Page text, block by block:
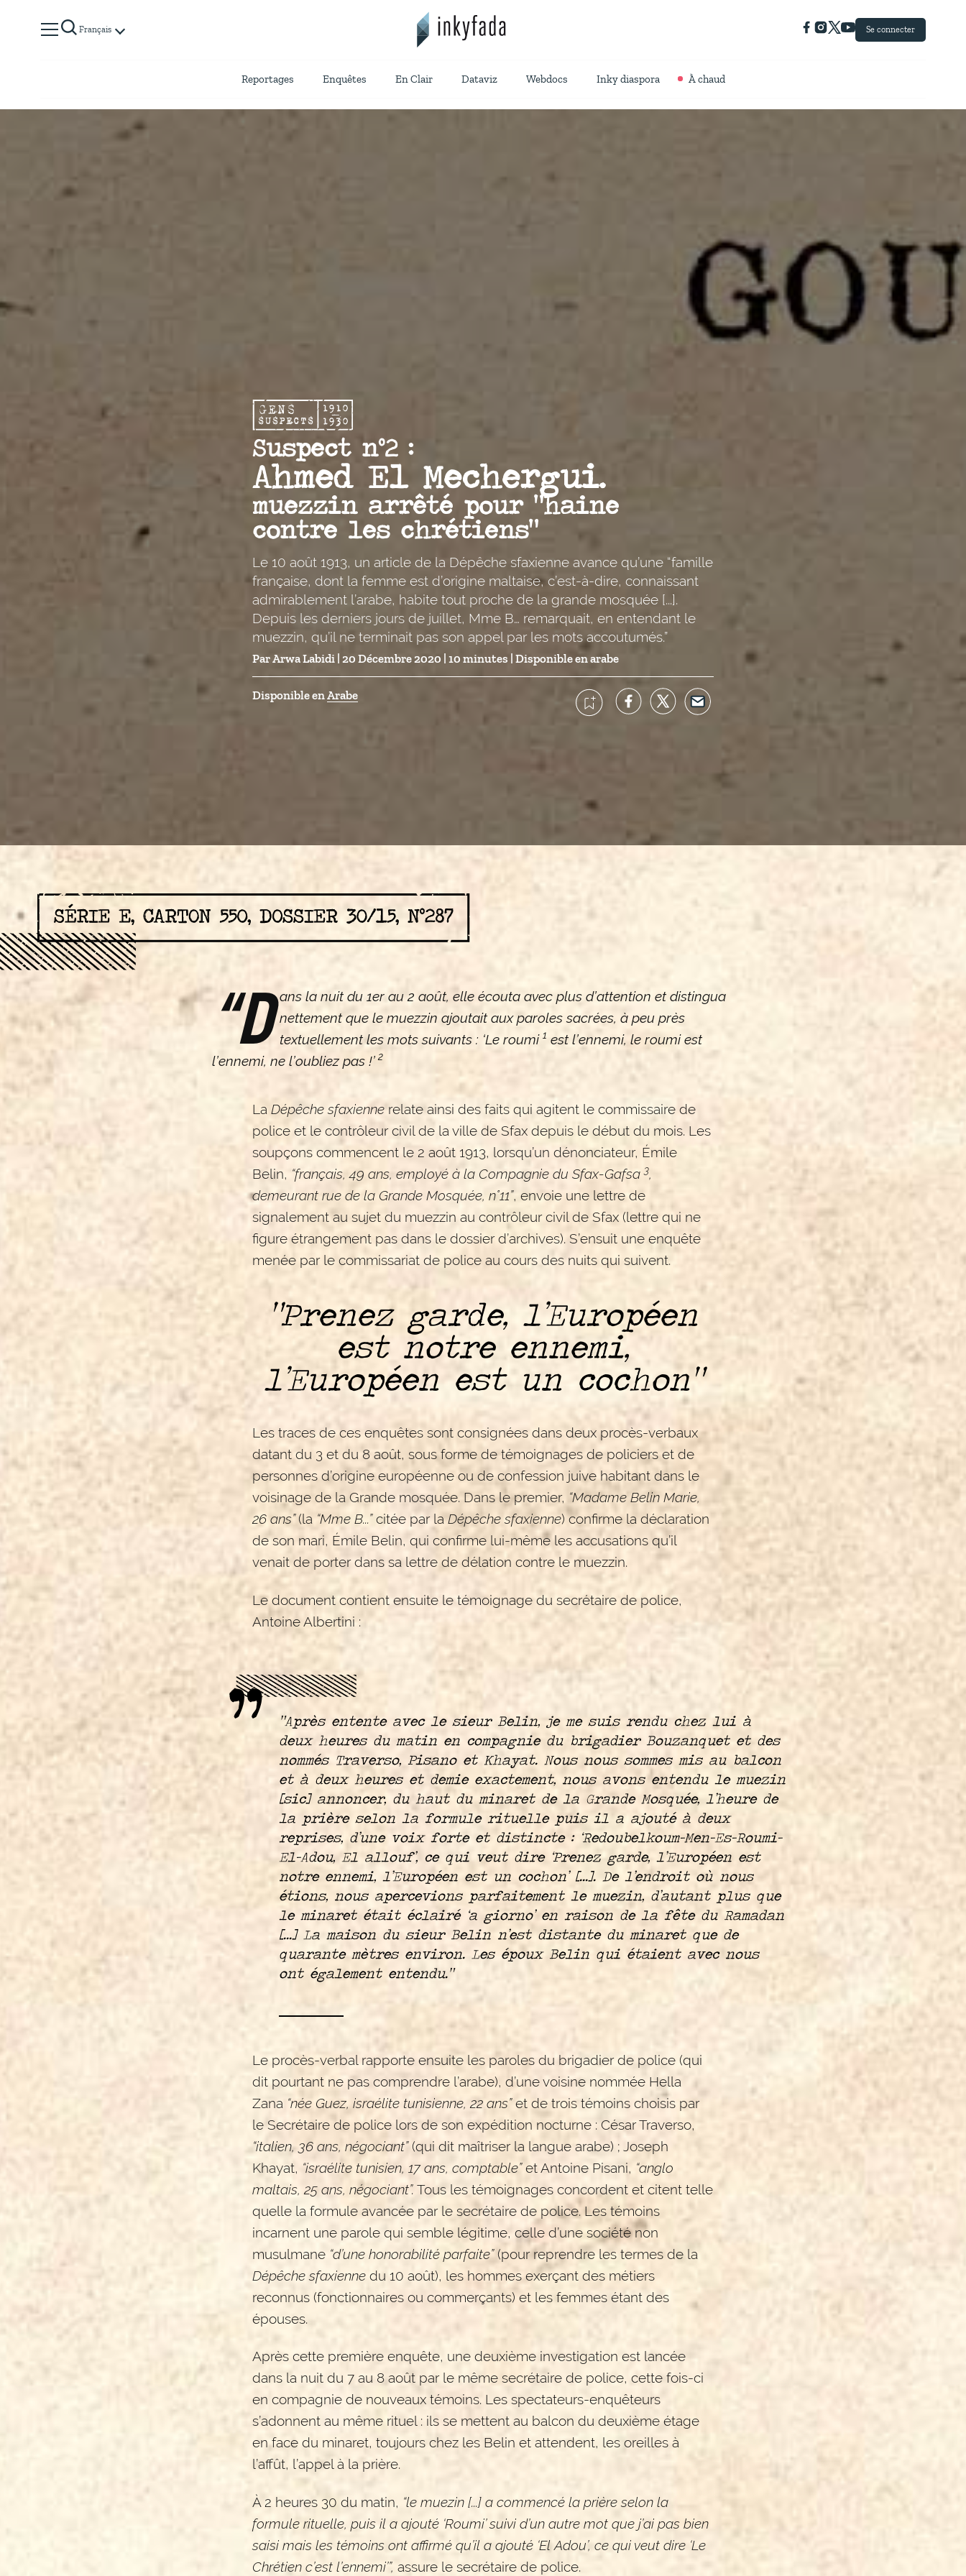
Français Se connecter
Reportages Enquêtes En Clair Dataviz Webdocs Inky diaspora À chaud
Suspect n°2 :
Ahmed El Mechergui.
muezzin arrêté pour "haine
contre les chrétiens"
Le 10 août 1913, un article de la Dépêche sfaxienne avance qu’une “famille
française, dont la femme est d’origine maltaise, c’est-à-dire, connaissant
admirablement l’arabe, habite tout proche de la grande mosquée [...].
Depuis les derniers jours de juillet, Mme B… remarquait, en entendant le
muezzin, qu’il ne terminait pas son appel par les mots accoutumés.”
ParArwa Labidi | 20 Décembre 2020 | 10 minutes | Disponible en arabe
Disponible en Arabe
“D ans la nuit du 1er au 2 août, elle écouta avec plus d’attention et distingua
nettement que le muezzin ajoutait aux paroles sacrées, à peu près
textuellement les mots suivants : ‘Le roumi 1 est l’ennemi, le roumi est
l’ennemi, ne l’oubliez pas !’2
La Dépêche sfaxiennerelate ainsi des faits qui agitent le commissaire de
police et le contrôleur civil de la ville de Sfax depuis le début du mois. Les
soupçons commencent le 2 août 1913, lorsqu’un dénonciateur, Émile
Belin, “français, 49 ans, employé à la Compagnie du Sfax-Gafsa3,
demeurant rue de la Grande Mosquée, n°11”, envoie une lettre de
signalement au sujet du muezzin au contrôleur civil de Sfax (lettre qui ne
figure étrangement pas dans le dossier d’archives). S’ensuit une enquête
menée par le commissariat de police au cours des nuits qui suivent.
"Prenez garde, l’Européen
est notre ennemi,
l’Européen est un cochon”
Les traces de ces enquêtes sont consignées dans deux procès-verbaux
datant du 3 et du 8 août, sous forme de témoignages de policiers et de
personnes d’origine européenne ou de confession juive habitant dans le
voisinage de la Grande mosquée. Dans le premier, “Madame Belin Marie,
26 ans”(la “Mme B...”citée par la Dépêche sfaxienne) confirme la déclaration
de son mari, Émile Belin, qui confirme lui-même les accusations qu’il
venait de porter dans sa lettre de délation contre le muezzin.
Le document contient ensuite le témoignage du secrétaire de police,
Antoine Albertini :
“Après entente avec le sieur Belin, je me suis rendu chez lui à
deux heures du matin en compagnie du brigadier Bouzanquet et des
nommés Traverso, Pisano et Khayat. Nous nous sommes mis au balcon
et à deux heures et demie exactement, nous avons entendu le muezin
[sic] annoncer, du haut du minaret de la Grande Mosquée, l’heure de
la prière selon la formule rituelle puis il a ajouté à deux
reprises, d’une voix forte et distincte : ‘Redoubelkoum-Men-Es-Roumi-
El-Adou, El allouf’, ce qui veut dire ‘Prenez garde, l’Européen est
notre ennemi, l’Européen est un cochon’ [...]. De l’endroit où nous
étions, nous apercevions parfaitement le muezin, d’autant plus que
le minaret était éclairé ‘a giorno’ en raison de la fête du Ramadan
[...] La maison du sieur Belin n’est distante du minaret que de
quarante mètres environ. Les époux Belin qui étaient avec nous
ont également entendu.”
Le procès-verbal rapporte ensuite les paroles du brigadier de police (qui
dit pourtant ne pas comprendre l’arabe), d’une voisine nommée Hella
Zana “née Guez, israélite tunisienne, 22 ans”et de trois témoins choisis par
le Secrétaire de police lors de son expédition nocturne : César Traverso,
“italien, 36 ans, négociant”(qui dit maîtriser la langue arabe) ; Joseph
Khayat, “israélite tunisien, 17 ans, comptable”et Antoine Pisani, “anglo
maltais, 25 ans, négociant”. Tous les témoignages concordent et citent telle
quelle la formule avancée par le secrétaire de police. Les témoins
incarnent une parole qui semble légitime, celle d’une société non
musulmane “d’une honorabilité parfaite”(pour reprendre les termes de la
Dépêche sfaxienne du 10 août), les hommes exerçant des métiers
reconnus (fonctionnaires ou commerçants) et les femmes étant des
épouses.
Après cette première enquête, une deuxième investigation est lancée
dans la nuit du 7 au 8 août par le même secrétaire de police, cette fois-ci
en compagnie de nouveaux témoins. Les spectateurs-enquêteurs
s’adonnent au même rituel : ils se mettent au balcon du deuxième étage
en face du minaret, toujours chez les Belin et attendent, les oreilles à
l’affût, l’appel à la prière.
À 2 heures 30 du matin, “le muezin [...] a commencé la prière selon la
formule rituelle, puis il a ajouté ‘Roumi’ suivi d’un autre mot que j’ai pas bien
saisi mais les témoins ont affirmé qu’il a ajouté ‘El Adou’, ce qui veut dire ‘Le
Chrétien c’est l’ennemi’”, assure le secrétaire de police.